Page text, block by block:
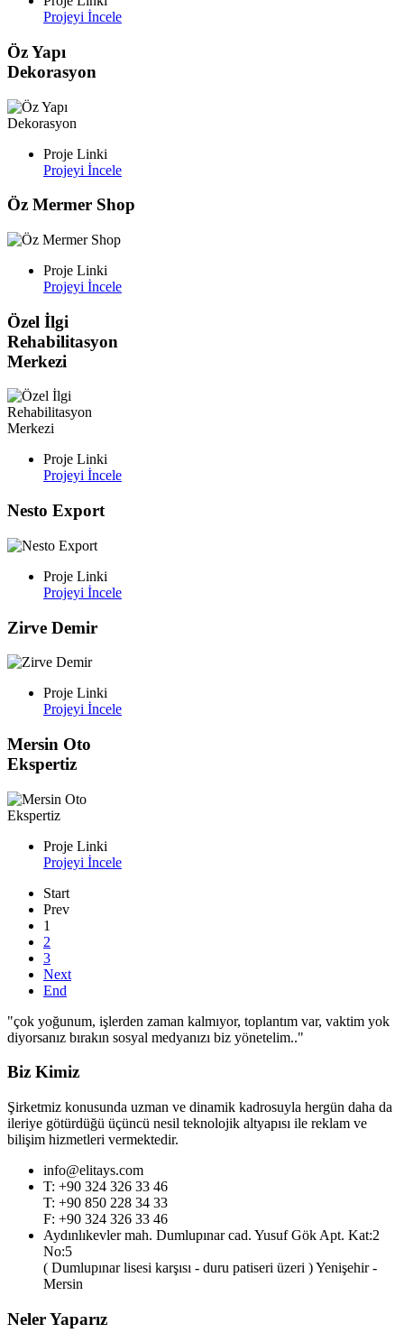
Projeyi İncele
Öz Yapı
Dekorasyon
Proje Linki
Projeyi İncele
Öz Mermer Shop
Proje Linki
Projeyi İncele
Özel İlgi
Rehabilitasyon
Merkezi
Proje Linki
Projeyi İncele
Nesto Export
Proje Linki
Projeyi İncele
Zirve Demir
Proje Linki
Projeyi İncele
Mersin Oto
Ekspertiz
Proje Linki
Projeyi İncele
Start
Prev
1
2
3
Next
End
"çok yoğunum, işlerden zaman kalmıyor, toplantım var, vaktim yok
diyorsanız bırakın sosyal medyanızı biz yönetelim.."
Biz Kimiz
Şirketmiz konusunda uzman ve dinamik kadrosuyla hergün daha da
ileriye götürdüğü üçüncü nesil teknolojik altyapısı ile reklam ve
bilişim hizmetleri vermektedir.
info@elitays.com
T: +90 324 326 33 46
T: +90 850 228 34 33
F: +90 324 326 33 46
Aydınlıkevler mah. Dumlupınar cad. Yusuf Gök Apt. Kat:2
No:5
( Dumlupınar lisesi karşısı - duru patiseri üzeri ) Yenişehir -
Mersin
Neler Yaparız